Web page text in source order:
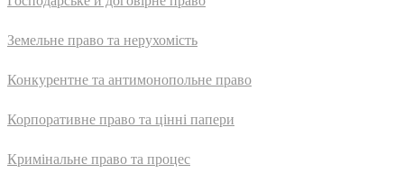
Земельне право та нерухомість
Конкурентне та антимонопольне право
Корпоративне право та цінні папери
Кримінальне право та процес